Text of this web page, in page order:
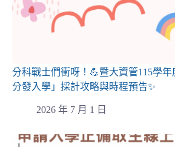
分科戰士們衝呀！💪暨大資管115學年
分發入學」採計攻略與時程預告✨
2026 年 7 月 1 日